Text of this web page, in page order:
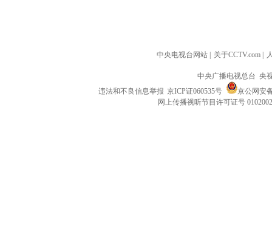
中央电视台网站 关于CCTV.com
中央广播电视总台 央
违法和不良信息举报 京ICP证060535号
京公网安
网上传播视听节目许可证号